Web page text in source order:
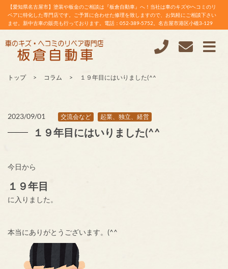
【愛知県名古屋市】塗装や板金のご相談は『板倉自動車』へ！当社は車のキズやヘコミのリ
ペアに特化した専門店です。ご予算に合わせた修理を致しますので、お気軽にご相談下さい
ませ。新中古車の販売も行っております。電話：052-389-5752。名古屋市港区小碓3-129
トップ コラム １９年目にはいりました(^^
2023/09/01 交流会など 起業、独立、経営
１９年目にはいりました(^^
今日から
１９年目
に入りました。
本当にありがとうございます。(^^